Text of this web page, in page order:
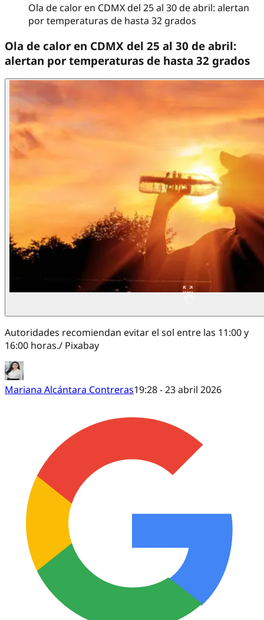
Ola de calor en CDMX del 25 al 30 de abril: alertan
por temperaturas de hasta 32 grados
Ola de calor en CDMX del 25 al 30 de abril:
alertan por temperaturas de hasta 32 grados
Autoridades recomiendan evitar el sol entre las 11:00 y
16:00 horas./ Pixabay
Mariana Alcántara Contreras19:28 - 23 abril 2026